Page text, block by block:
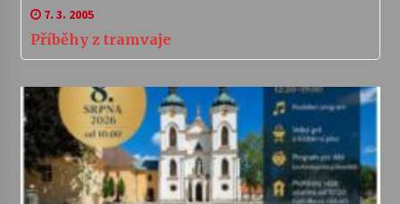
7. 3. 2005
Příběhy z tramvaje